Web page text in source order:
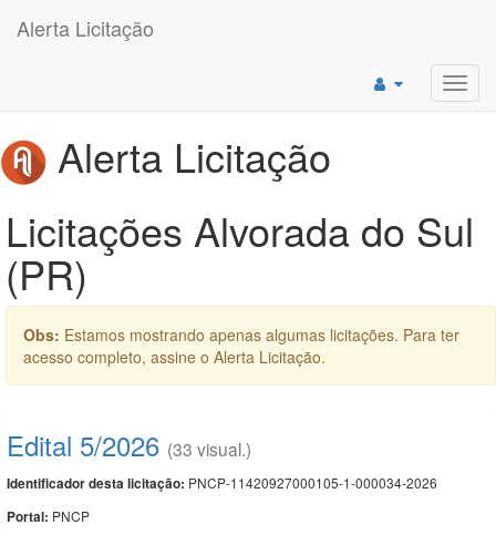
Alerta Licitação
Alerta Licitação
Licitações Alvorada do Sul
(PR)
Obs: Estamos mostrando apenas algumas licitações. Para ter
acesso completo, assine o Alerta Licitação.
Edital 5/2026 (33 visual.)
Identificador desta licitação: PNCP-11420927000105-1-000034-2026
Portal: PNCP